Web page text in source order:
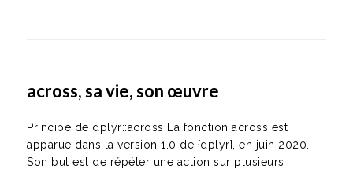
across, sa vie, son œuvre
Principe de dplyr::across La fonction across est
apparue dans la version 1.0 de {dplyr}, en juin 2020.
Son but est de répéter une action sur plusieurs